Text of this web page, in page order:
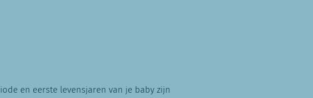
en eerste levensjaren van je baby zijn